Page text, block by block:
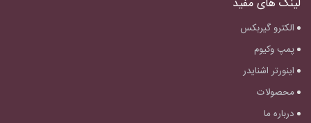
لینک های مفید
الکترو گیربکس
پمپ وکیوم
اینورتر اشنایدر
محصولات
درباره ما